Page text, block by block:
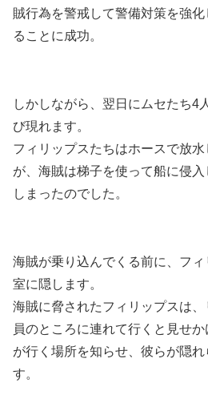
賊行為を警戒して警備対策を強
ることに成功。
しかしながら、翌日にムセたち4
び現れます。
フィリップスたちはホースで放
が、海賊は梯子を使って船に侵
しまったのでした。
海賊が乗り込んでくる前に、フ
室に隠します。
海賊に脅されたフィリップスは
員のところに連れて行くと見せ
が行く場所を知らせ、彼らが隠
す。